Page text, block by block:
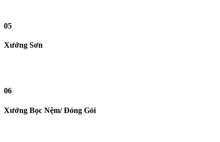
05
Xưởng Sơn
06
Xưởng Bọc Nệm/ Đóng Gói